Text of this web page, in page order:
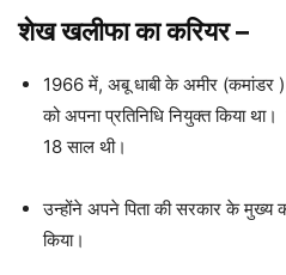
शेख खलीफा का करियर–
1966 में, अबू धाबी के अमीर
को अपना प्रतिनिधि नियुक्त किया
18 साल थी।
उन्होंने अपने पिता की सरकार के मुख्य
किया।